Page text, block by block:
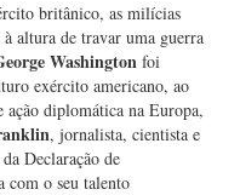
britânico, as milícias
altura de travar uma guerra
Washington foi
exército americano, ao
ação diplomática na Europa,
, jornalista, cientista e
Declaração de
com o seu talento